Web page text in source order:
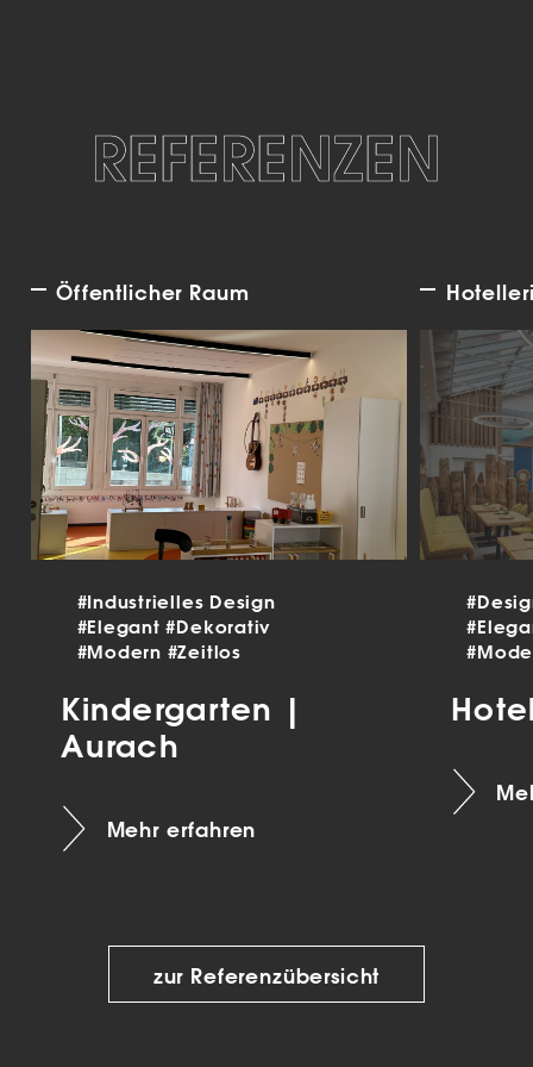
REFERENZEN
Öffentlicher Raum
#Industrielles Design
#Elegant#Dekorativ
#Modern #Zeitlos
Kindergarten |
Aurach
Mehr erfahren
zur Referenzübersicht